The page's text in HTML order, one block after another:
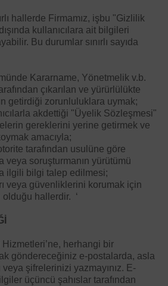
hallerde Firmamız, işbu "Gizlilik
kullanıcılara ait bilgileri
Bu durumlar sınırlı sayıda
Kararname, Yönetmelik v.b.
çıkarılan ve yürürlülükte
getirdiği zorunluluklara uymak;
akdettiği "Üyelik Sözleşmesi"
gereklerini yerine getirmek ve
amacıyla;
tarafından usulüne göre
veya soruşturmanın yürütümü
ilgili bilgi talep edilmesi;
veya güvenliklerini korumak için
hallerdir. ‘
Hizmetleri’ne, herhangi bir
göndereceğiniz e-postalarda, asla
veya şifrelerinizi yazmayınız. E-
üçüncü şahıslar tarafından